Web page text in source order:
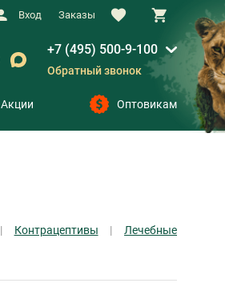
Вход Заказы
+7 (495) 500-9-100
Обратный звонок
Акции Оптовикам
Контрацептивы
Лечебные